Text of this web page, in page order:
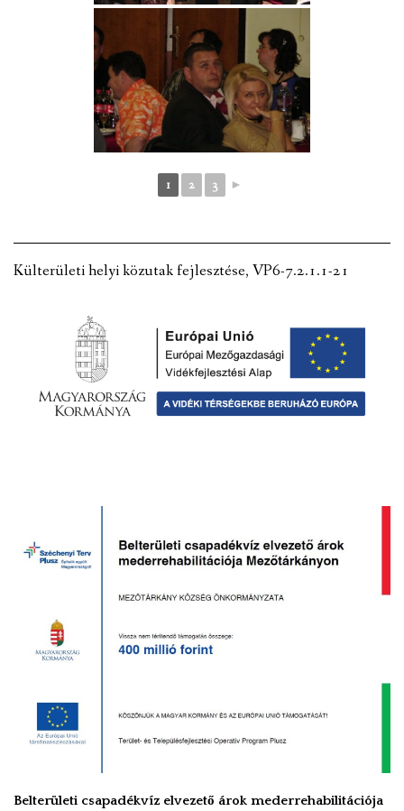
1 2 3 ►
Külterületi helyi közutak fejlesztése, VP6-7.2.1.1-21
Belterületi csapadékvíz elvezető árok mederrehabilitációja